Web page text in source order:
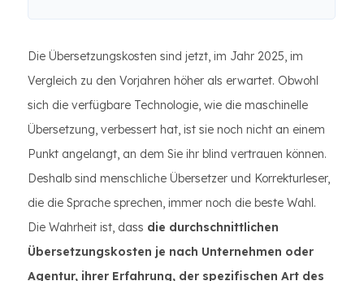
Die Übersetzungskosten sind jetzt, im Jahr 2025, im
Vergleich zu den Vorjahren höher als erwartet. Obwohl
sich die verfügbare Technologie, wie die maschinelle
Übersetzung, verbessert hat, ist sie noch nicht an einem
Punkt angelangt, an dem Sie ihr blind vertrauen können.
Deshalb sind menschliche Übersetzer und Korrekturleser,
die die Sprache sprechen, immer noch die beste Wahl.
Die Wahrheit ist, dass die durchschnittlichen
Übersetzungskosten je nach Unternehmen oder
Agentur, ihrer Erfahrung, der spezifischen Art des